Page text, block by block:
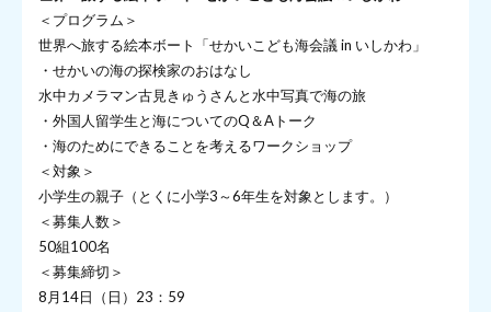
＜プログラム＞
世界へ旅する絵本ボート「せかいこども海会議 in いしかわ」
・せかいの海の探検家のおはなし
水中カメラマン古見きゅうさんと水中写真で海の旅
・外国人留学生と海についてのQ＆Aトーク
・海のためにできることを考えるワークショップ
＜対象＞
小学生の親子（とくに小学3～6年生を対象とします。）
＜募集人数＞
50組100名
＜募集締切＞
8月14日（日）23：59